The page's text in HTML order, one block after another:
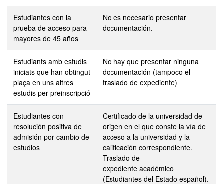
Estudiantes con la
prueba de acceso para
mayores de 45 años
No es necesario presentar
documentación.
Estudiants amb estudis
iniciats que han obtingut
plaça en uns altres
estudis per preinscripció
No hay que presentar ninguna
documentación (tampoco el
traslado de expediente)
Estudiantes con
resolución positiva de
admisión por cambio de
estudios
Certificado de la universidad de
origen en el que conste la vía de
acceso a la universidad y la
calificación correspondiente.
Traslado de
expediente académico
(Estudiantes del Estado español).